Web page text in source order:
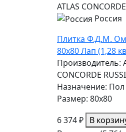
ATLAS
Россия
Плитка Ф.Д.М.
80х80 Лап (1,28
Производитель:
CONCORDE
Назначение: Пол
Размер: 80x80
6 374 ₽ В